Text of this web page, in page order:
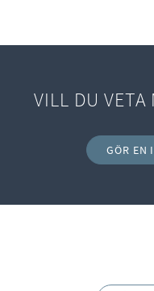
VILL DU VETA
GÖR EN